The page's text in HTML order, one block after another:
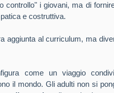
controllo" i giovani, ma di
e costruttiva.
aggiunta al curriculum, ma
come un viaggio
il mondo. Gli adulti non si